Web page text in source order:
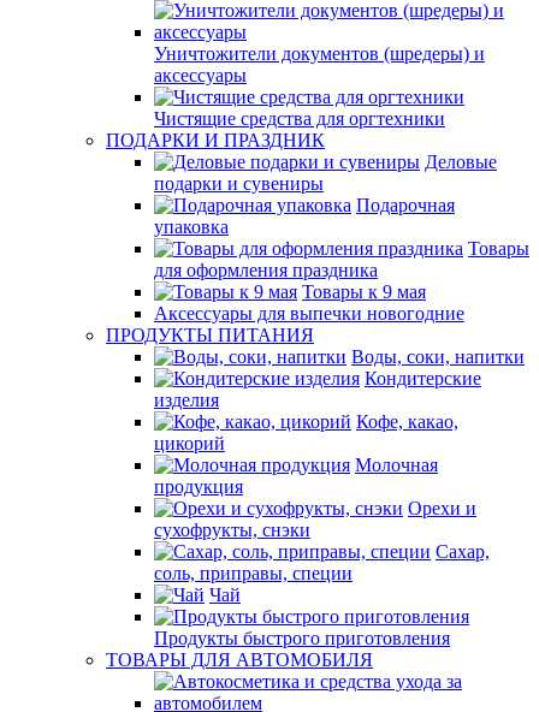
Уничтожители документов (шредеры) и
аксессуары
Чистящие средства для оргтехники
ПОДАРКИ И ПРАЗДНИК
Деловые
подарки и сувениры
Подарочная
упаковка
Товары
для оформления праздника
Товары к 9 мая
Аксессуары для выпечки новогодние
ПРОДУКТЫ ПИТАНИЯ
Воды, соки, напитки
Кондитерские
изделия
Кофе, какао,
цикорий
Молочная
продукция
Орехи и
сухофрукты, снэки
Сахар,
соль, приправы, специи
Чай
Продукты быстрого приготовления
ТОВАРЫ ДЛЯ АВТОМОБИЛЯ